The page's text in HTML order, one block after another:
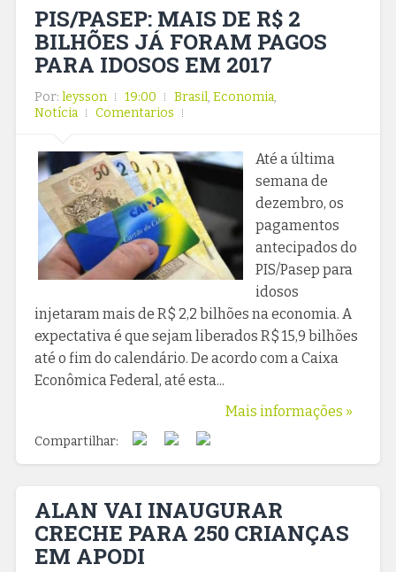
PIS/PASEP: MAIS DE R$ 2
BILHÕES JÁ FORAM PAGOS
PARA IDOSOS EM 2017
Por: leysson 19:00 Brasil, Economia,
Notícia
Comentarios
Até a última
semana de
dezembro, os
pagamentos
antecipados do
PIS/Pasep para
idosos
injetaram mais de R$ 2,2 bilhões na economia. A
expectativa é que sejam liberados R$ 15,9 bilhões
até o fim do calendário. De acordo com a Caixa
Econômica Federal, até esta...
Mais informações »
Compartilhar:
ALAN VAI INAUGURAR
CRECHE PARA 250 CRIANÇAS
EM APODI